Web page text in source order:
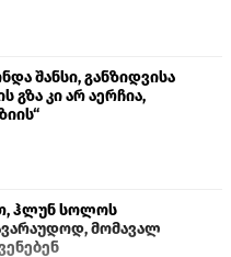
შანსი, განზიდვისა
გზა კი არ აერჩია,
ჰლუნ სოლოს
მომავალ